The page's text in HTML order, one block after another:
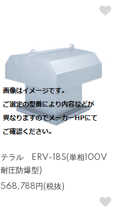
テラル ERV-18S(単相100V
耐圧防爆型)
568,788円(税抜)